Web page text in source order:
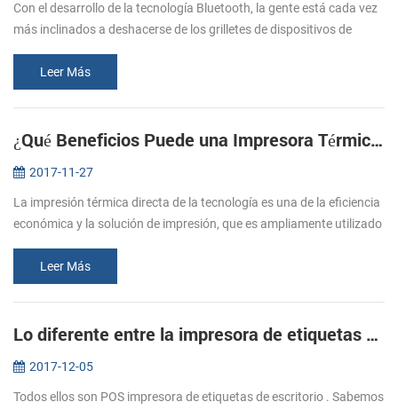
Con el desarrollo de la tecnología Bluetooth, la gente está cada vez
más inclinados a deshacerse de los grilletes de dispositivos de
volumen,...
Leer Más
¿Qué Beneficios Puede una Impresora Térmica de Traer a Usted
2017-11-27
La impresión térmica directa de la tecnología es una de la eficiencia
económica y la solución de impresión, que es ampliamente utilizado
Leer Más
Lo diferente entre la impresora de etiquetas de transferencia térmica y térmica directa de la impresora de etiquetas
2017-12-05
Todos ellos son POS impresora de etiquetas de escritorio . Sabemos